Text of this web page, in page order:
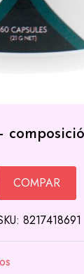
COMPAR
8217418691